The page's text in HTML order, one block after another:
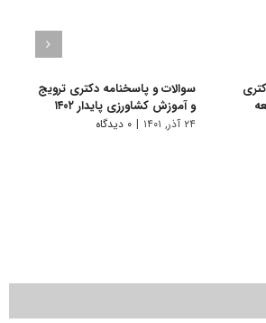
سوالات و پاسخنامه دکتری ترویج
و آموزش کشاورزی پایدار ۱۴۰۲
۲۴ آذر, ۱۴۰۱ | ۰ دیدگاه